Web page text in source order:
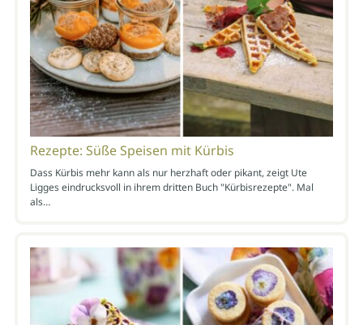
Rezepte: Süße Speisen mit Kürbis
Dass Kürbis mehr kann als nur herzhaft oder pikant, zeigt Ute
Ligges eindrucksvoll in ihrem dritten Buch "Kürbisrezepte". Mal
als…